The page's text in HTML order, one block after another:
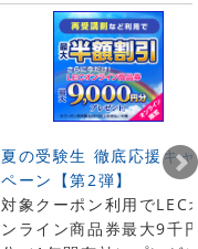
夏の受験生 徹底応援キ
ペーン【第2弾】
対象クーポン利用でLEC
ンライン商品券最大9千